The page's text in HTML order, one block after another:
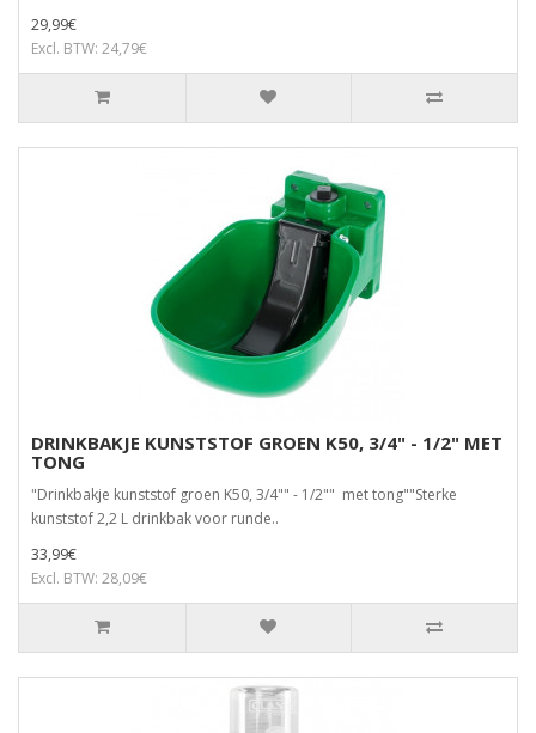
29,99€
Excl. BTW: 24,79€
DRINKBAKJE KUNSTSTOF GROEN K50, 3/4" - 1/2" MET
TONG
"Drinkbakje kunststof groen K50, 3/4"" - 1/2"" met tong""Sterke
kunststof 2,2 L drinkbak voor runde..
33,99€
Excl. BTW: 28,09€